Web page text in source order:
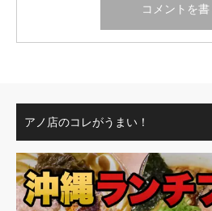
アノ店のコレがうまい！